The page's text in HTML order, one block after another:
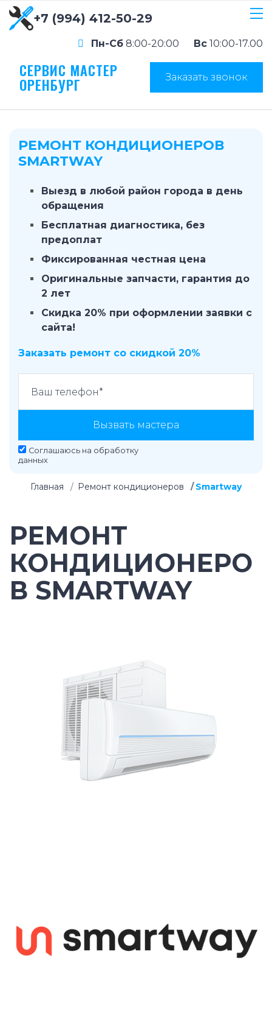
+7 (994) 412-50-29
Пн-Сб 8:00-20:00 Вс 10:00-17.00
СЕРВИС МАСТЕР
ОРЕНБУРГ Заказать звонок
РЕМОНТ КОНДИЦИОНЕРОВ
SMARTWAY
Выезд в любой район города в день
обращения
Бесплатная диагностика, без
предоплат
Фиксированная честная цена
Оригинальные запчасти, гарантия до
2 лет
Скидка 20% при оформлении заявки с
сайта!
Заказать ремонт со скидкой 20%
Вызвать мастера
Соглашаюсь на обработку
данных
Главная Ремонт кондиционеров Smartway
РЕМОНТ
КОНДИЦИОНЕРО
В SMARTWAY